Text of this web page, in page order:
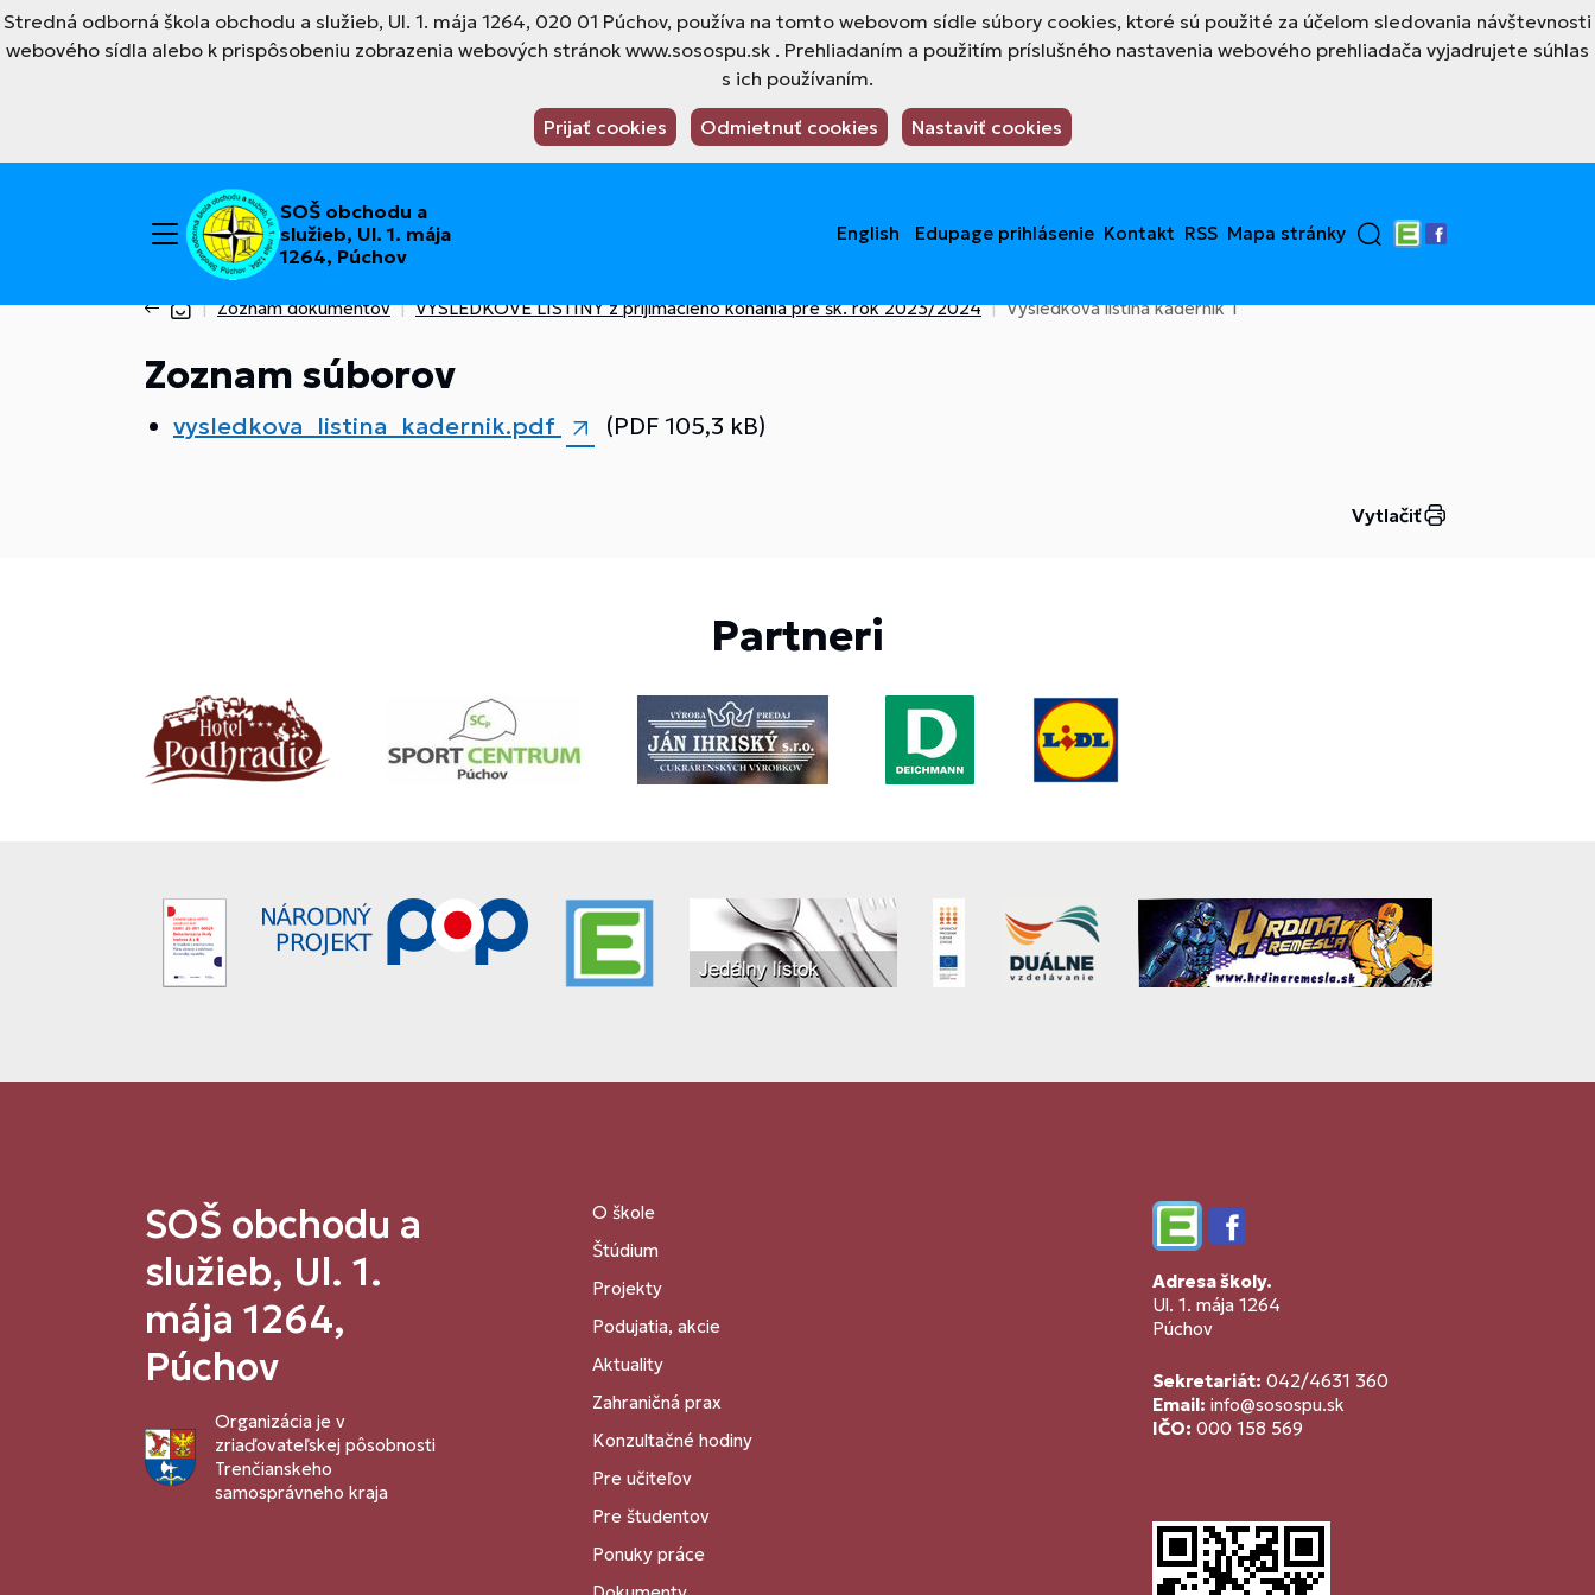
Stredná odborná škola obchodu a služieb, Ul. 1. mája 1264, 020 01 Púchov, používa na tomto webovom sídle súbory cookies, ktoré sú použité za účelom sledovania návštevnosti
webového sídla alebo k prispôsobeniu zobrazenia webových stránok www.sosospu.sk . Prehliadaním a použitím príslušného nastavenia webového prehliadača vyjadrujete súhlas
s ich používaním.
Prijať cookies Odmietnuť cookies Nastaviť cookies
SOŠ obchodu a
služieb, Ul. 1. mája
1264, Púchov
English Edupage prihlásenie Kontakt RSS Mapa stránky
Edupage
Facebook
Zoznam dokumentov VÝSLEDKOVÉ LISTINY z prijímacieho konania pre šk. rok 2023/2024 Vysledkova listina kadernik 1
Zoznam súborov
vysledkova_listina_kadernik.pdf (PDF 105,3 kB)
Vytlačiť
Partneri
SOŠ obchodu a
služieb, Ul. 1.
mája 1264,
Púchov
Organizácia je v
zriaďovateľskej pôsobnosti
Trenčianskeho
samosprávneho kraja
O škole
Štúdium
Projekty
Podujatia, akcie
Aktuality
Zahraničná prax
Konzultačné hodiny
Pre učiteľov
Pre študentov
Ponuky práce
EdupageFacebook
Adresa školy.
Ul. 1. mája 1264
Púchov
Sekretariát: 042/4631 360
Email: info@sosospu.sk
IČO: 000 158 569